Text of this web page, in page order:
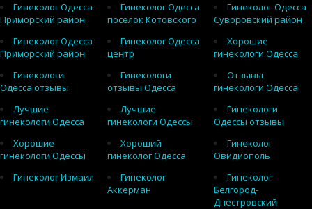
Гинеколог Одесса
Приморский район
Гинеколог Одесса
поселок Котовского
Гинеколог Одесса
Суворовский район
Гинеколог Одесса
Приморский район
Гинеколог Одесса
центр
Хорошие
гинекологи Одесса
Гинекологи
Одесса отзывы
Гинекологи
отзывы Одесса
Отзывы
гинекологи Одесса
Лучшие
гинекологи Одесса
Лучшие
гинекологи Одессы
Гинекологи
Одессы отзывы
Хорошие
гинекологи Одессы
Хороший
гинеколог Одесса
Гинеколог
Овидиополь
Гинеколог Измаил
Гинеколог
Аккерман
Гинеколог
Белгород-
Днестровский